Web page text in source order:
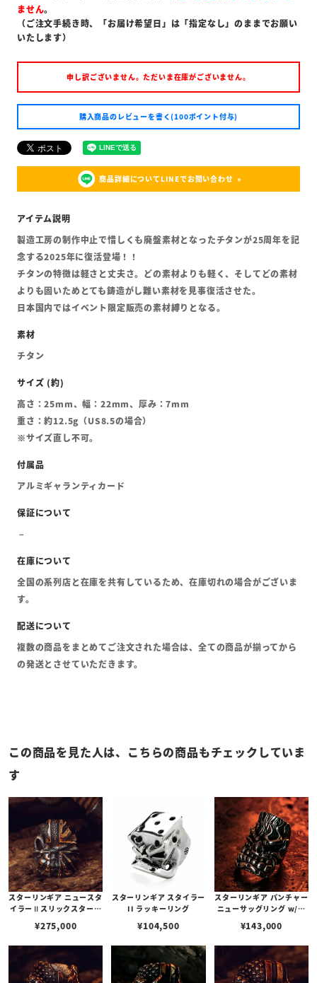
ません。
（ご注文手続き時、「お届け希望日」は「指定なし」のままでお願い
いたします）
申し訳ございません。ただいま在庫がございません。
購入商品のレビューを書く(100ポイント付与)
商品詳細についてLINEでお問い合わせ
製造工房の制作中止で惜しくも廃盤素材となったチタンが25周年を記
念する2025年に復活登場！！
チタンの特徴は軽さと丈夫さ。どの素材よりも軽く、そしてどの素材
よりも固いためとても鋳造がし難い素材を見事復活させた。
日本国内ではイベント限定販売の素材縛りとなる。
チタン
高さ：25mm、幅：22mm、厚み：7mm
重さ：約12.5g（US8.5の場合）
※サイズ直し不可。
アルミギャランティカード
全国の系列店と在庫を共有しているため、在庫切れの場合がございま
す。
複数の商品をまとめてご注文された場合は、全ての商品が揃ってから
の発送とさせていただきます。
この商品を見た人は、こちらの商品もチェックしていま
す
スターリンギア ニュースタ
イラーⅡスリックスターリ
ブラスユニオンジャックフ
ングサイズUS6(日本サイ
ズ約11.5号)】
¥275,000
スターリンギア スタイラー
II ラッキーリング
¥104,500
スターリンギア パンチャー
ニューサッグリング w/ブ
¥143,000